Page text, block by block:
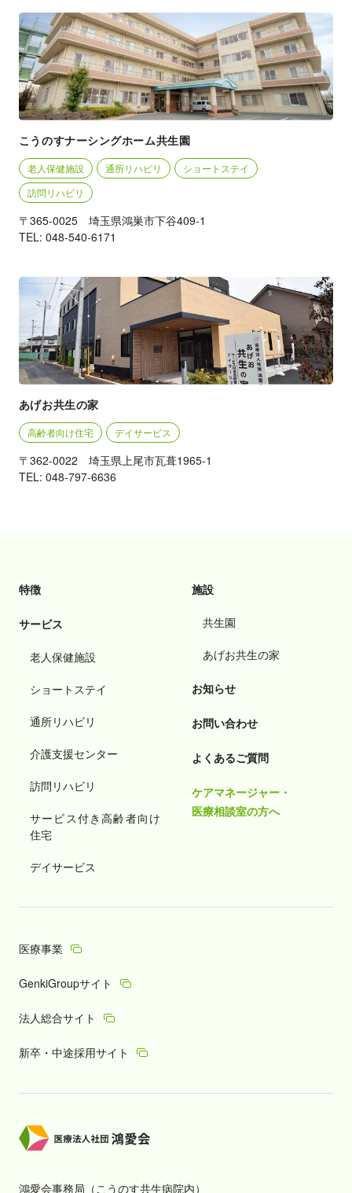
こうのすナーシングホーム共生園
老人保健施設 通所リハビリ
ショートステイ
訪問リハビリ
〒365-0025 埼玉県鴻巣市下谷409-1
TEL: 048-540-6171
あげお共生の家
高齢者向け住宅 デイサービス
〒362-0022 埼玉県上尾市瓦葺1965-1
TEL: 048-797-6636
特徴
サービス
老人保健施設
ショートステイ
通所リハビリ
介護支援センター
訪問リハビリ
サービス付き高齢者向け
住宅
デイサービス
施設
共生園
あげお共生の家
お知らせ
お問い合わせ
よくあるご質問
ケアマネージャー・
医療相談室の方へ
医療事業
GenkiGroupサイト
法人総合サイト
新卒・中途採用サイト
鴻愛会事務局（こうのす共生病院内）